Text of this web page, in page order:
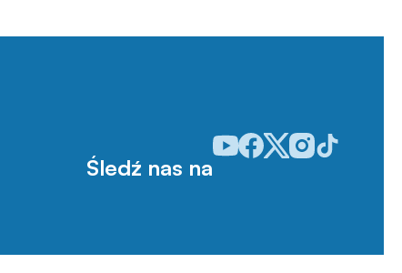
Śledź nas na
Odwiedź nasz profil w serwisie
Odwiedź nasz profil w
Odwiedź nasz profil w
Odwiedź nasz
Odwiedź